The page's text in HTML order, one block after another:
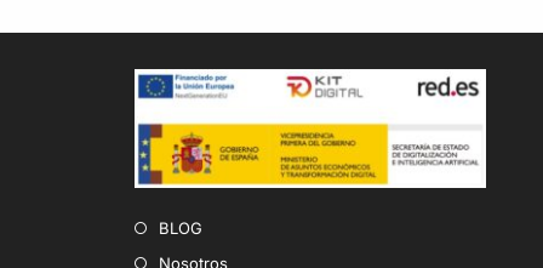
BLOG
Nosotros